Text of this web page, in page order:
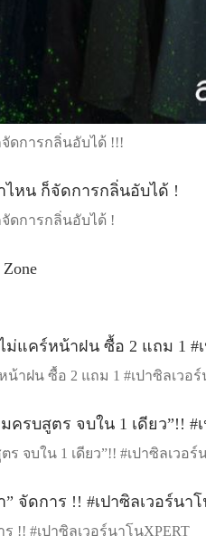
ดการกลิ่นอับได้ !!!
ดการกลิ่นอับได้ !
ฝน ซื้อ 2 แถม 1 #เปาซิลเวอ
จบใน 1 เดียว”!! #เปาซิลเวอร์
!! #เปาซิลเวอร์นาโนXPERT